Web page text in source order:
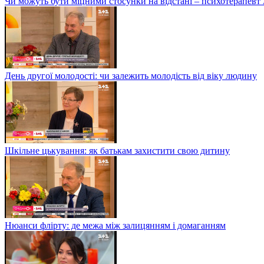
День другої молодості: чи залежить молодість від віку людину
Шкільне цькування: як батькам захистити свою дитину
Нюанси флірту: де межа між залицянням і домаганням